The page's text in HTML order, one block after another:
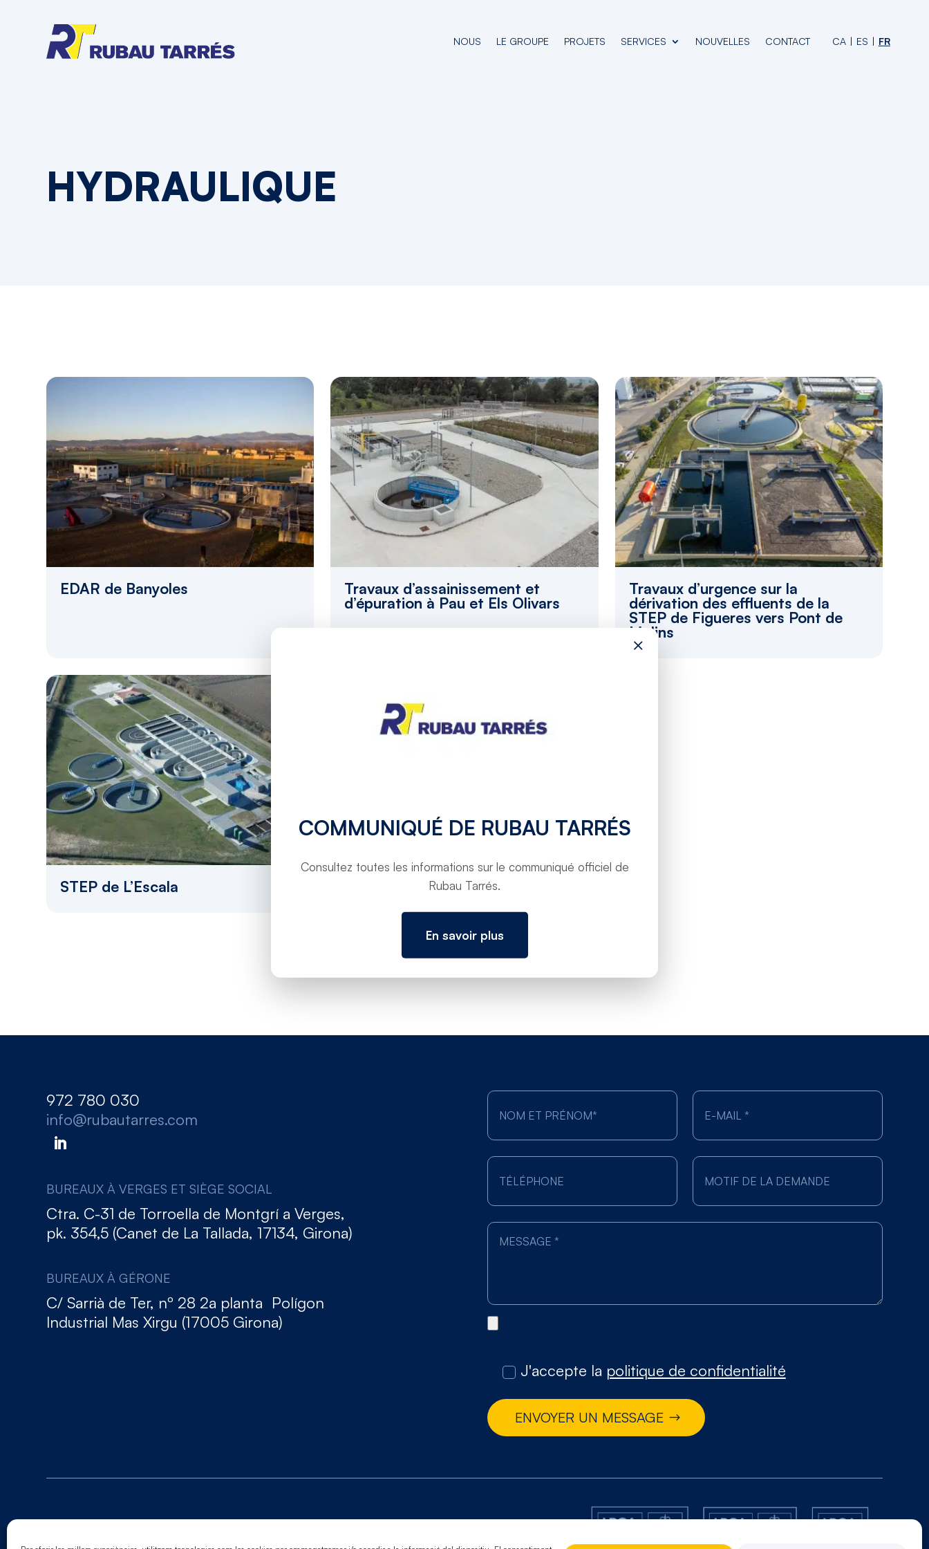
NOUS LE GROUPE PROJETS SERVICES NOUVELLES CONTACT CA ES FR
HYDRAULIQUE
EDAR de Banyoles Travaux d’assainissement et
d’épuration à Pau et Els Olivars
Travaux d’urgence sur la
dérivation des effluents de la
STEP de Figueres vers Pont de
Molins
STEP de L’Escala
972 780 030
info@rubautarres.com
BUREAUX À VERGES ET SIÈGE SOCIAL
Ctra. C-31 de Torroella de Montgrí a Verges,
pk. 354,5 (Canet de La Tallada, 17134, Girona)
BUREAUX À GÉRONE
C/ Sarrià de Ter, nº 28 2a planta Polígon
Industrial Mas Xirgu (17005 Girona)
J'accepte la politique de confidentialité
ENVOYER UN MESSAGE
Mentions légales. Politique de cookies. Politique de confidentialité
×
COMMUNIQUÉ DE RUBAU TARRÉS
Consultez toutes les informations sur le communiqué officiel de
Rubau Tarrés.
En savoir plus